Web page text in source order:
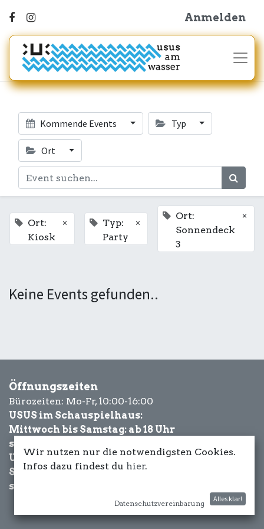
Anmelden
Kommende Events Typ
Ort
Ort:
Kiosk
×
Typ:
Party
×
Ort:
Sonnendeck
3
×
Keine Events gefunden..
Öffnungszeiten
Bürozeiten: Mo-Fr, 10:00-16:00
USUS im Schauspielhaus:
Mittwoch bis Samstag: ab 18 Uhr
sowie Eventbezogen.
USUS am Wasser:
Schönwetter-
sowie Eventbezogen.
Wir nutzen nur die notwendigsten Cookies.
Infos dazu findest du hier.
Datenschutzvereinbarung
Alles klar!